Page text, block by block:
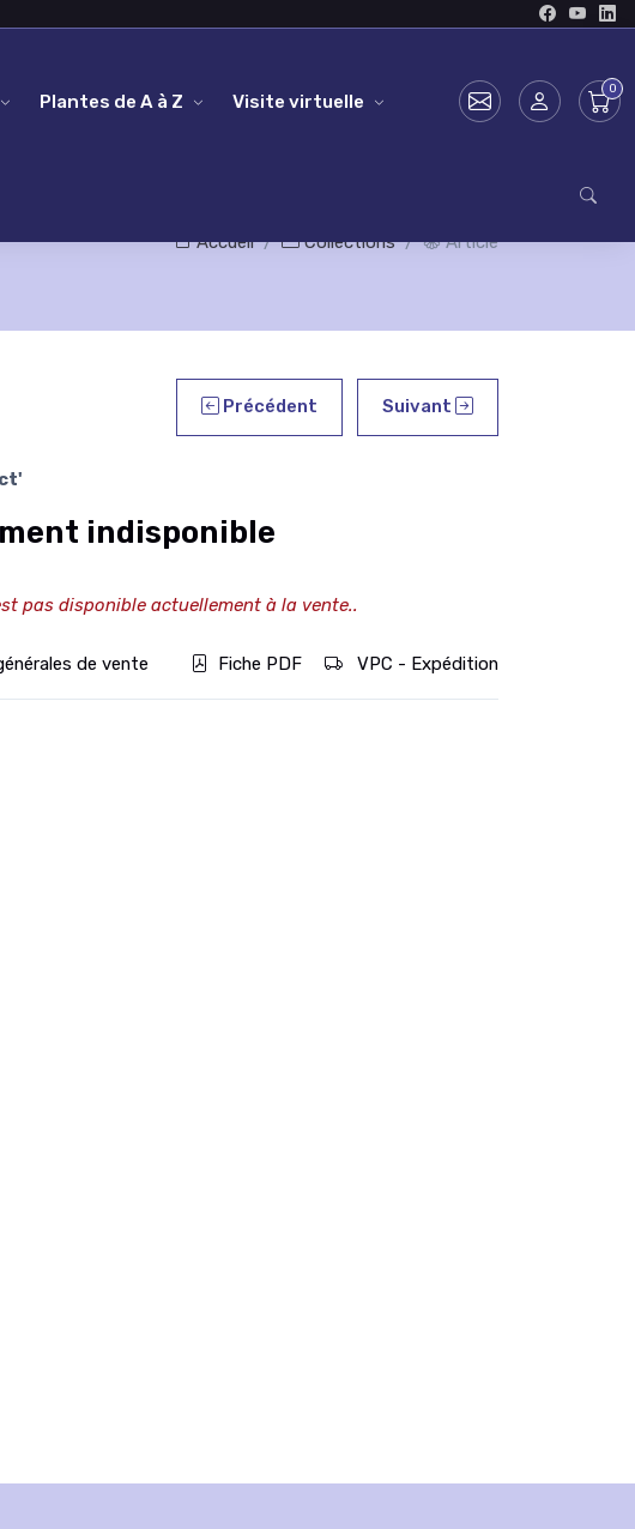
Plantes de A à Z Visite virtuelle
Accueil Collections Article
Précédent Suivant
indisponible
pas disponible actuellement à la vente..
de vente Fiche PDF VPC - Expédition